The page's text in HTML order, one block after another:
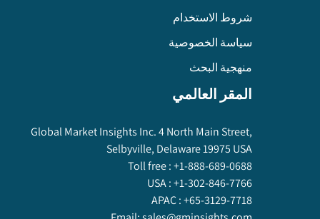
شروط الاستخدام
سياسة الخصوصية
منهجية البحث
المقر العالمي
Global Market Insights Inc. 4 North Main Street,
Selbyville, Delaware 19975 USA
Toll free :+1-888-689-0688
USA :+1-302-846-7766
APAC :+65-3129-7718